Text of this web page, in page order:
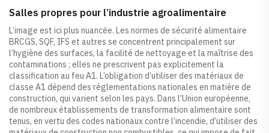
Salles propres pour l’industrie agroalimentaire
L’image est ici plus nuancée. Les normes de sécurité alimentaire
BRCGS, SQF, IFS et autres se concentrent principalement sur
l’hygiène des surfaces, la facilité de nettoyage et la maîtrise des
contaminations ; elles ne prescrivent pas explicitement la
classification au feu A1. L’obligation d’utiliser des matériaux de
classe A1 dépend des réglementations nationales en matière de
construction, qui varient selon les pays. Dans l’Union européenne,
de nombreux établissements de transformation alimentaire sont
tenus, en vertu des codes nationaux contre l’incendie, d’utiliser des